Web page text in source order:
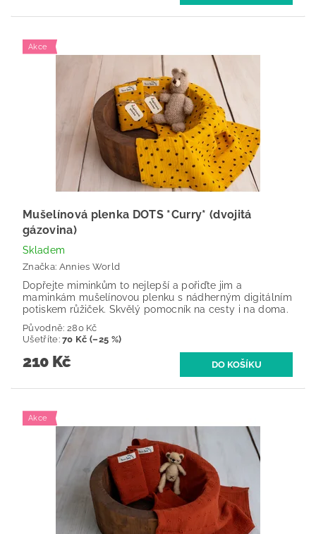
Akce
Mušelínová plenka DOTS *Curry* (dvojitá
gázovina)
Skladem
Značka: Annies World
Dopřejte miminkům to nejlepší a pořiďte jim a
maminkám mušelínovou plenku s nádherným digitálním
potiskem růžiček. Skvělý pomocník na cesty i na doma.
Původně: 280 Kč
Ušetříte:70 Kč (–25 %)
210 Kč
Akce